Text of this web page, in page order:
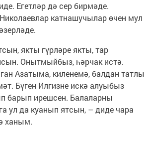
Егетләр дә сер бирмәде.
катнашучылар өчен мул
якты гүрләре якты, тар
Онытмыйбыз, һәрчак истә.
Азатыма, киленемә, балдан татлы
Бүген Илгизне искә алуыбыз
барып ирешсен. Балаларны
ул да куанып ятсын, – диде чара
ханым.